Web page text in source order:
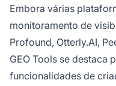
Embora várias
monitoramento de
Profound, Otterly.AI,
GEO Tools se destaca
funcionalidades de